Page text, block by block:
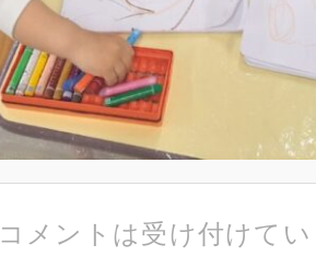
コメントは受け付けて